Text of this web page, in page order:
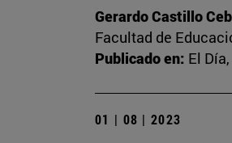
Gerardo Castillo
Facultad de
Publicado en: El
01 | 08 | 2023